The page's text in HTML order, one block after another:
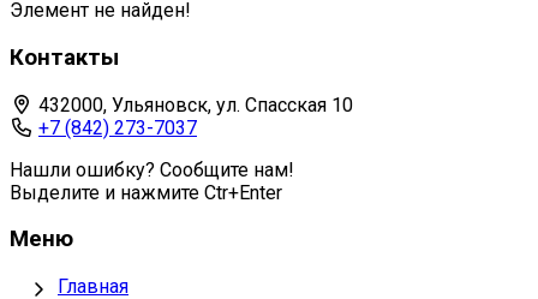
Элемент не найден!
Контакты
432000, Ульяновск, ул. Спасская 10
+7 (842) 273-7037
Нашли ошибку? Сообщите нам!
Выделите и нажмите Ctr+Enter
Меню
Главная